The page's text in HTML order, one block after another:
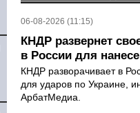
06-08-2026 (11:15)
КНДР развернет
в России для
КНДР разворачивает в
для ударов по Украине,
АрбатМедиа.